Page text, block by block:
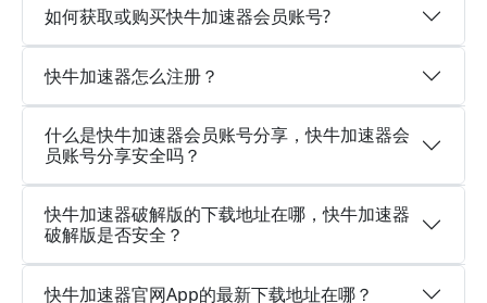
如何获取或购买快牛加速器会员账号?
快牛加速器怎么注册？
什么是快牛加速器会员账号分享，快牛加速器会
员账号分享安全吗？
快牛加速器破解版的下载地址在哪，快牛加速器
破解版是否安全？
快牛加速器官网App的最新下载地址在哪？